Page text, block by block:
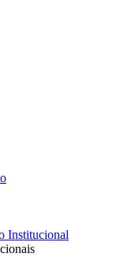
Institucional